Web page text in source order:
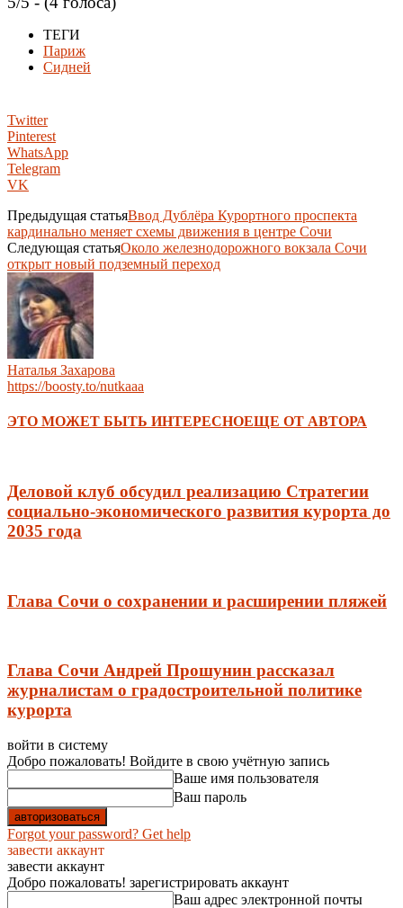
ТЕГИ
Париж
Сидней
Twitter
Pinterest
WhatsApp
Telegram
VK
Предыдущая статьяВвод Дублёра Курортного проспекта
кардинально меняет схемы движения в центре Сочи
Следующая статьяОколо железнодорожного вокзала Сочи
открыт новый подземный переход
Наталья Захарова
https://boosty.to/nutkaaa
ЭТО МОЖЕТ БЫТЬ ИНТЕРЕСНОЕЩЕ ОТ АВТОРА
Деловой клуб обсудил реализацию Стратегии
социально-экономического развития курорта до
2035 года
Глава Сочи о сохранении и расширении пляжей
Глава Сочи Андрей Прошунин рассказал
журналистам о градостроительной политике
курорта
войти в систему
Добро пожаловать! Войдите в свою учётную запись
Ваше имя пользователя
Ваш пароль
Forgot your password? Get help
завести аккаунт
завести аккаунт
Добро пожаловать! зарегистрировать аккаунт
Ваш адрес электронной почты